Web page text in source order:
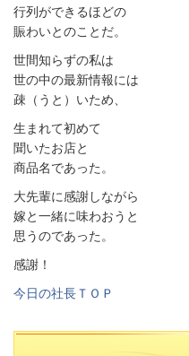
行列ができるほどの
賑わいとのことだ。
世間知らずの私は
世の中の最新情報には
疎（うと）いため、
生まれて初めて
聞いたお店と
商品名であった。
大先輩に感謝しながら
嫁と一緒に味わおうと
思うのであった。
感謝！
今日の社長ＴＯＰ